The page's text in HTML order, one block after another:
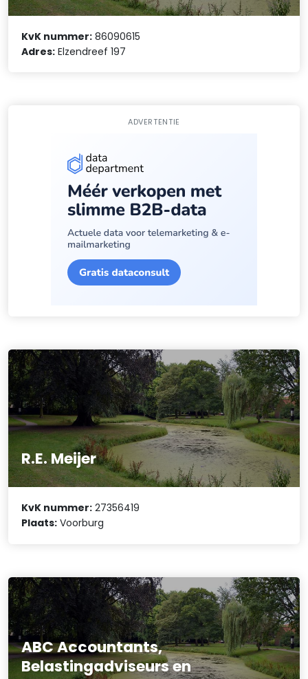
KvK nummer: 86090615
Adres: Elzendreef 197
ADVERTENTIE
R.E. Meijer
KvK nummer: 27356419
Plaats: Voorburg
ABC Accountants,
Belastingadviseurs en